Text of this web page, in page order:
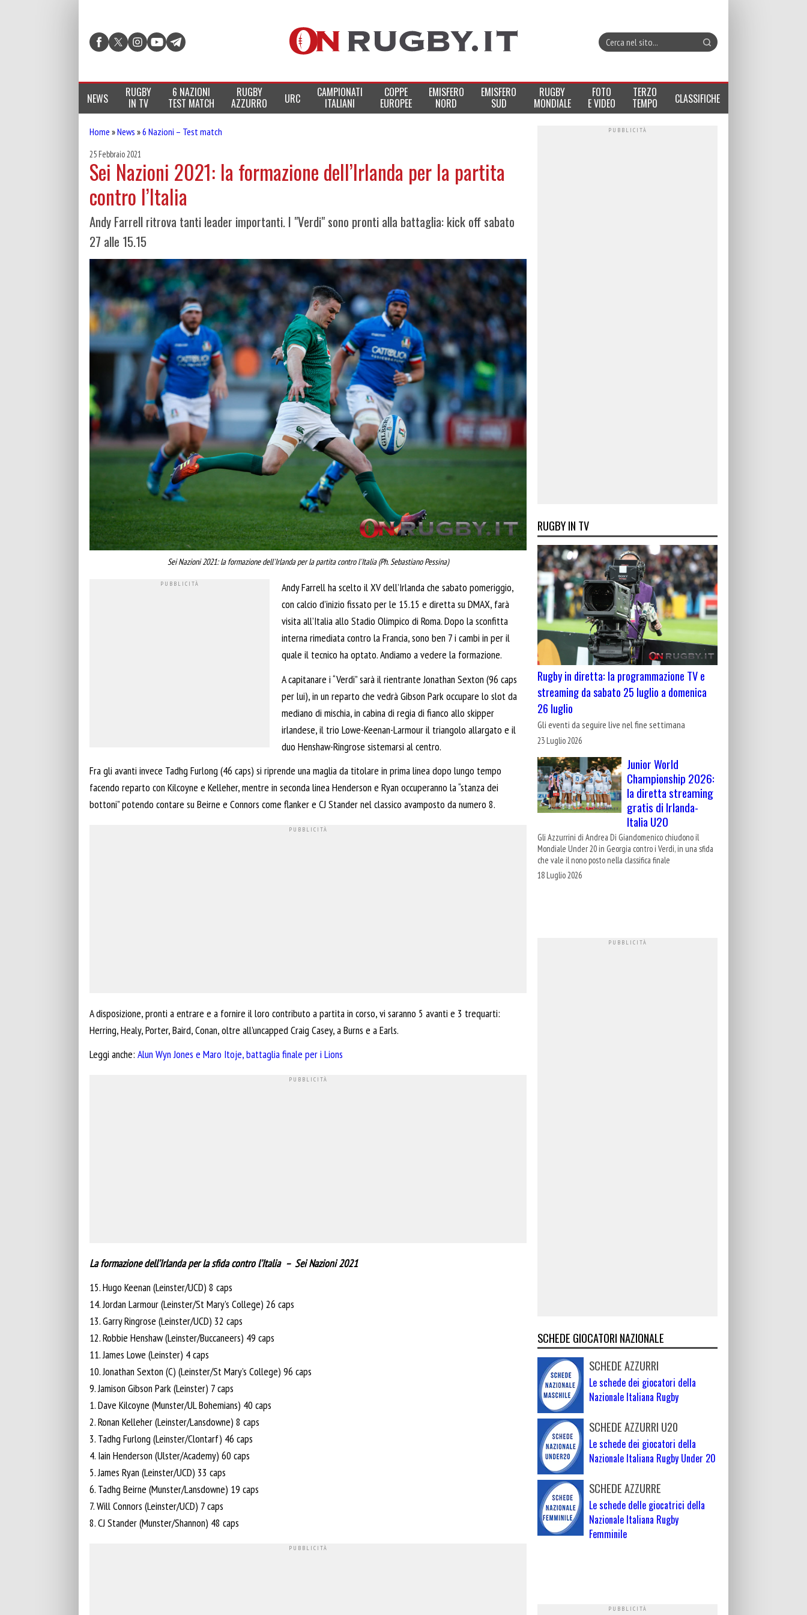
NEWS RUGBY
IN TV
6 NAZIONI
TEST MATCH
RUGBY
AZZURRO URC CAMPIONATI
ITALIANI
COPPE
EUROPEE
EMISFERO
NORD
EMISFERO
SUD
RUGBY
MONDIALE
FOTO
E VIDEO
TERZO
TEMPO CLASSIFICHE
Home »News »6 Nazioni – Test match
25 Febbraio 2021
Sei Nazioni 2021: la formazione dell’Irlanda per la partita
contro l’Italia
Andy Farrell ritrova tanti leader importanti. I "Verdi" sono pronti alla battaglia: kick off sabato
27 alle 15.15
Sei Nazioni 2021: la formazione dell'Irlanda per la partita contro l'Italia (Ph. Sebastiano Pessina)
Andy Farrell ha scelto il XV dell’Irlanda che sabato pomeriggio,
con calcio d’inizio fissato per le 15.15 e diretta su DMAX, farà
visita all’Italia allo Stadio Olimpico di Roma. Dopo la sconfitta
interna rimediata contro la Francia, sono ben 7 i cambi in per il
quale il tecnico ha optato. Andiamo a vedere la formazione.
A capitanare i “Verdi” sarà il rientrante Jonathan Sexton (96 caps
per lui), in un reparto che vedrà Gibson Park occupare lo slot da
mediano di mischia, in cabina di regia di fianco allo skipper
irlandese, il trio Lowe-Keenan-Larmour il triangolo allargato e il
duo Henshaw-Ringrose sistemarsi al centro.
Fra gli avanti invece Tadhg Furlong (46 caps) si riprende una maglia da titolare in prima linea dopo lungo tempo
facendo reparto con Kilcoyne e Kelleher, mentre in seconda linea Henderson e Ryan occuperanno la “stanza dei
bottoni” potendo contare su Beirne e Connors come flanker e CJ Stander nel classico avamposto da numero 8.
A disposizione, pronti a entrare e a fornire il loro contributo a partita in corso, vi saranno 5 avanti e 3 trequarti:
Herring, Healy, Porter, Baird, Conan, oltre all’uncapped Craig Casey, a Burns e a Earls.
Leggi anche: Alun Wyn Jones e Maro Itoje, battaglia finale per i Lions
La formazione dell’Irlanda per la sfida contro l’Italia – Sei Nazioni 2021
15. Hugo Keenan (Leinster/UCD) 8 caps
14. Jordan Larmour (Leinster/St Mary’s College) 26 caps
13. Garry Ringrose (Leinster/UCD) 32 caps
12. Robbie Henshaw (Leinster/Buccaneers) 49 caps
11. James Lowe (Leinster) 4 caps
10. Jonathan Sexton (C) (Leinster/St Mary’s College) 96 caps
9. Jamison Gibson Park (Leinster) 7 caps
1. Dave Kilcoyne (Munster/UL Bohemians) 40 caps
2. Ronan Kelleher (Leinster/Lansdowne) 8 caps
3. Tadhg Furlong (Leinster/Clontarf) 46 caps
4. Iain Henderson (Ulster/Academy) 60 caps
5. James Ryan (Leinster/UCD) 33 caps
6. Tadhg Beirne (Munster/Lansdowne) 19 caps
7. Will Connors (Leinster/UCD) 7 caps
8. CJ Stander (Munster/Shannon) 48 caps
RUGBY IN TV
Rugby in diretta: la programmazione TV e
streaming da sabato 25 luglio a domenica
26 luglio
Gli eventi da seguire live nel fine settimana
23 Luglio 2026
Junior World
Championship 2026:
la diretta streaming
gratis di Irlanda-
Italia U20
Gli Azzurrini di Andrea Di Giandomenico chiudono il
Mondiale Under 20 in Georgia contro i Verdi, in una sfida
che vale il nono posto nella classifica finale
18 Luglio 2026
SCHEDE GIOCATORI NAZIONALE
SCHEDE AZZURRI
Le schede dei giocatori della
Nazionale Italiana Rugby
SCHEDE AZZURRI U20
Le schede dei giocatori della
Nazionale Italiana Rugby Under 20
SCHEDE AZZURRE
Le schede delle giocatrici della
Nazionale Italiana Rugby
Femminile